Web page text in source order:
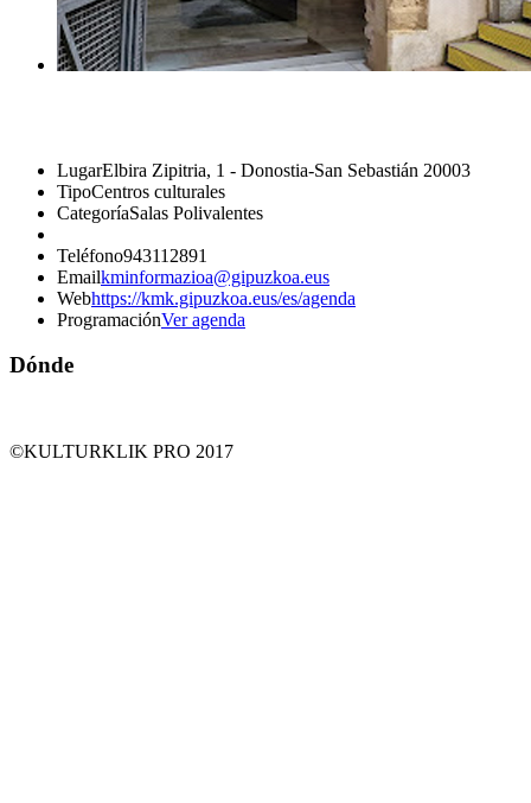
LugarElbira Zipitria, 1 - Donostia-San Sebastián 20003
TipoCentros culturales
CategoríaSalas Polivalentes
Teléfono943112891
Emailkminformazioa@gipuzkoa.eus
Webhttps://kmk.gipuzkoa.eus/es/agenda
ProgramaciónVer agenda
Dónde
©KULTURKLIK PRO 2017